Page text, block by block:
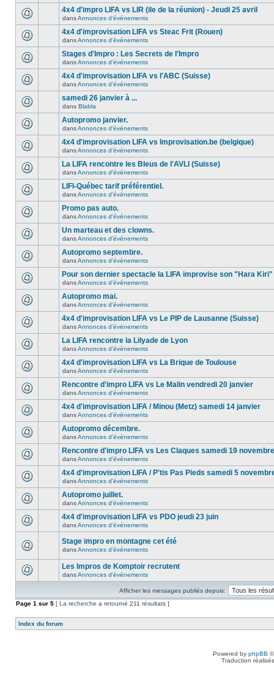
4x4 d'impro LIFA vs LIR (ile de la réunion) - Jeudi 25 avril
dansAnnonces d'événements
4x4 d'improvisation LIFA vs Steac Frit (Rouen)
dansAnnonces d'événements
Stages d'Impro : Les Secrets de l'Impro
dansAnnonces d'événements
4x4 d'improvisation LIFA vs l'ABC (Suisse)
dansAnnonces d'événements
samedi 26 janvier à ...
dans Blabla
Autopromo janvier.
dansAnnonces d'événements
4x4 d'improvisation LIFA vs Improvisation.be (belgique)
dansAnnonces d'événements
La LIFA rencontre les Bleus de l'AVLI (Suisse)
dansAnnonces d'événements
LIFI-Québec tarif préférentiel.
dansAnnonces d'événements
Promo pas auto.
dansAnnonces d'événements
Un marteau et des clowns.
dansAnnonces d'événements
Autopromo septembre.
dansAnnonces d'événements
Pour son dernier spectacle la LIFA improvise son "Hara Kiri"
dansAnnonces d'événements
Autopromo mai.
dansAnnonces d'événements
4x4 d'improvisation LIFA vs Le PIP de Lausanne (Suisse)
dansAnnonces d'événements
La LIFA rencontre la Lilyade de Lyon
dansAnnonces d'événements
4x4 d'improvisation LIFA vs La Brique de Toulouse
dansAnnonces d'événements
Rencontre d'impro LIFA vs Le Malin vendredi 20 janvier
dansAnnonces d'événements
4x4 d'improvisation LIFA / Minou (Metz) samedi 14 janvier
dansAnnonces d'événements
Autopromo décembre.
dansAnnonces d'événements
Rencontre d'impro LIFA vs Les Claques samedi 19 novembre
dansAnnonces d'événements
4x4 d'improvisation LIFA / P'tis Pas Pieds samedi 5
dansAnnonces d'événements
Autopromo juillet.
dansAnnonces d'événements
4x4 d'improvisation LIFA vs PDO jeudi 23 juin
dansAnnonces d'événements
Stage impro en montagne cet été
dansAnnonces d'événements
Les Impros de Komptoir recrutent
dansAnnonces d'événements
Afficher les messages publiés depuis:
Page 1 sur 5 [ La recherche a retourné 211 résultats ]
Index du forum
Powered by phpBB
Traduction